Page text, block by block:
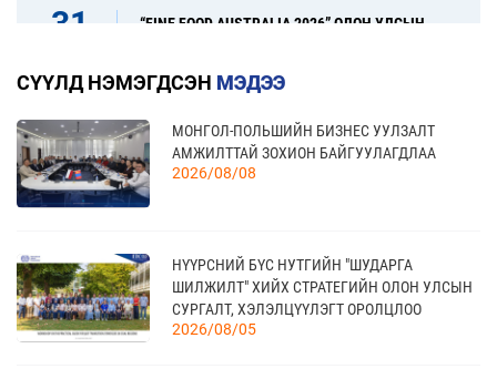
31
“FINE FOOD AUSTRALIA 2026” ОЛОН УЛСЫН
17
09 сар
“УЛААНБААТАР ТҮНШЛЭЛ 2026” ХҮНСНИЙ
САЛБАРЫН ОЛОН УЛСЫН ҮЗЭСГЭЛЭН
20
09 сар
КАНАД УЛС - ТОРОНТО ХОТЫН БИЗНЕС АЯЛАЛ
СҮҮЛД НЭМЭГДСЭН МЭДЭЭ
МОНГОЛ-ПОЛЬШИЙН БИЗНЕС УУЛЗАЛТ
АМЖИЛТТАЙ ЗОХИОН БАЙГУУЛАГДЛАА
2026/08/08
НҮҮРСНИЙ БҮС НУТГИЙН "ШУДАРГА
ШИЛЖИЛТ" ХИЙХ СТРАТЕГИЙН ОЛОН УЛСЫН
СУРГАЛТ, ХЭЛЭЛЦҮҮЛЭГТ ОРОЛЦЛОО
2026/08/05